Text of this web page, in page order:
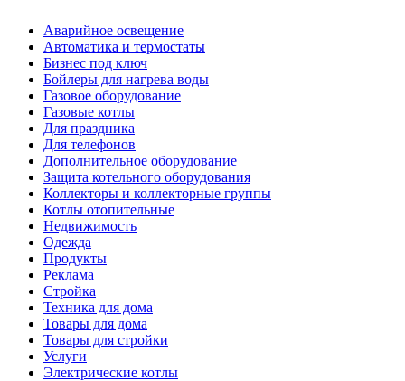
Аварийное освещение
Автоматика и термостаты
Бизнес под ключ
Бойлеры для нагрева воды
Газовое оборудование
Газовые котлы
Для праздника
Для телефонов
Дополнительное оборудование
Защита котельного оборудования
Коллекторы и коллекторные группы
Котлы отопительные
Недвижимость
Одежда
Продукты
Реклама
Стройка
Техника для дома
Товары для дома
Товары для стройки
Услуги
Электрические котлы